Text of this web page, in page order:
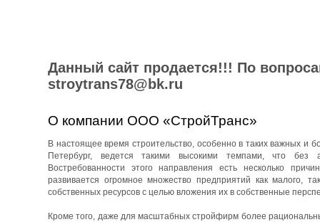
Данный сайт продается!!! По
stroytrans78@bk.ru
О компании ООО «СтройТранс»
В настоящее время строительство, особенно в таких важных и
Петербург, ведется такими высокими темпами, что без
Востребованности этого направления есть несколько
развивается огромное множество предприятий как малого,
собственных ресурсов с целью вложения их в собственные
Кроме того, даже для масштабных стройфирм более